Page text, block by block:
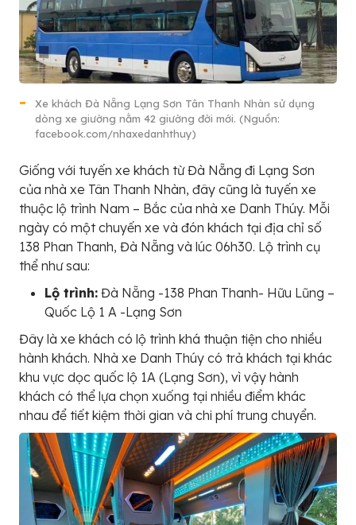
Xe khách Đà Nẵng Lạng Sơn Tân Thanh Nhàn sử dụng
dòng xe giường nằm 42 giường đời mới. (Nguồn:
facebook.com/nhaxedanhthuy)
Giống với tuyến xe khách từ Đà Nẵng đi Lạng Sơn
của nhà xe Tân Thanh Nhàn, đây cũng là tuyến xe
thuộc lộ trình Nam – Bắc của nhà xe Danh Thúy. Mỗi
ngày có một chuyến xe và đón khách tại địa chỉ số
138 Phan Thanh, Đà Nẵng và lúc 06h30. Lộ trình cụ
thể như sau:
Lộ trình: Đà Nẵng -138 Phan Thanh- Hữu Lũng –
Quốc Lộ 1 A -Lạng Sơn
Đây là xe khách có lộ trình khá thuận tiện cho nhiều
hành khách. Nhà xe Danh Thúy có trả khách tại khác
khu vực dọc quốc lộ 1A (Lạng Sơn), vì vậy hành
khách có thể lựa chọn xuống tại nhiều điểm khác
nhau để tiết kiệm thời gian và chi phí trung chuyển.